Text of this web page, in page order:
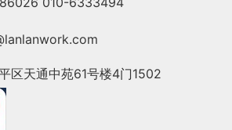
区天通中苑61号楼4门1502